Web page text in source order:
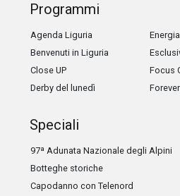
Programmi
Agenda Liguria
Benvenuti in Liguria
Close UP
Derby del lunedì
Focus
Speciali
97ª Adunata Nazionale degli Alpini
Botteghe storiche
Capodanno con Telenord